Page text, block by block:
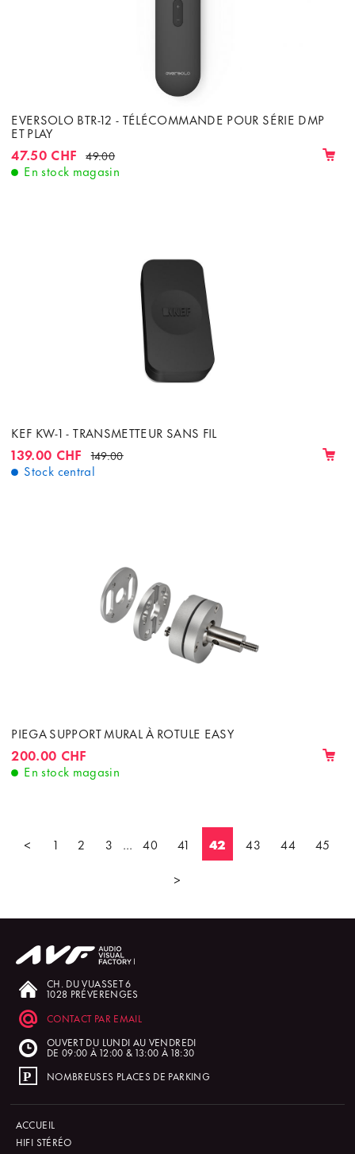
EVERSOLO BTR-12 - TÉLÉCOMMANDE POUR SÉRIE DMP
ET PLAY
47.50 CHF 49.00
En stock magasin
KEF KW-1 - TRANSMETTEUR SANS FIL
139.00 CHF 149.00
Stock central
PIEGA SUPPORT MURAL À ROTULE EASY
200.00 CHF
En stock magasin
< 1 2 3 ... 40 41 42 43 44
45
>
CH. DU VUASSET 6
1028 PRÉVERENGES
CONTACT PAR EMAIL
OUVERT DU LUNDI AU VENDREDI
DE 09:00 À 12:00 & 13:00 À 18:30
NOMBREUSES PLACES DE PARKING
ACCUEIL
HIFI STÉRÉO